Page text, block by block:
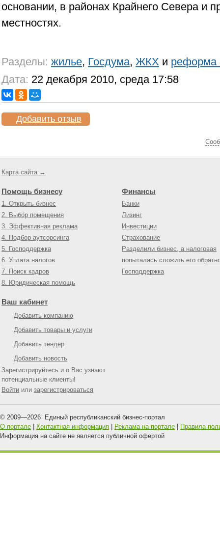
основании, в районах Крайнего Севера и
местностях.
Разделы: жилье, Госдума, ЖКХ и
Дата: 22 декабря 2010, среда 17:58
Добавить отзыв
Карта сайта →
Помощь бизнесу
1. Открыть бизнес
2. Выбор помещения
3. Эффективная реклама
4. Подбор аутсорсинга
5. Господдержка
6. Уплата налогов
7. Поиск кадров
8. Юридическая помощь
Финансы
Банки
Лизинг
Инвестиции
Страхование
Разделили бизнес, а налоговая
попыталась сложить его
Господдержка
Ваш кабинет
Добавить компанию
Добавить товары и услуги
Добавить тендер
Добавить новость
Зарегистрируйтесь и о Вас узнают
потенциальные клиенты!
Войти или зарегистрироваться
© 2009—2026 Единый республиканский бизнес-портал
О портале
Контактная информация Реклама на портале
Правила
Информация на сайте не является публичной офертой